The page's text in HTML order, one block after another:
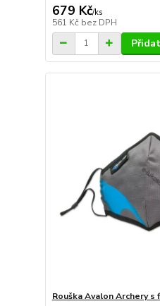
679 Kč/ks
561 Kč bez DPH
Rouška Avalon Archery s